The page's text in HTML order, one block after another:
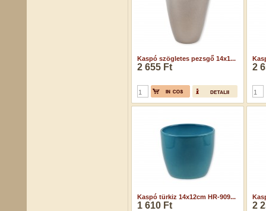
Kaspó szögletes pezsgő 14x1...
2 655 Ft 2
Kaspó türkiz 14x12cm HR-909...
1 610 Ft 2